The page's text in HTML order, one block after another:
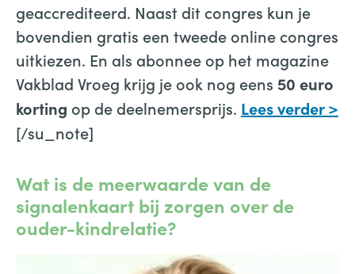
geaccrediteerd. Naast dit congres kun je
bovendien gratis een tweede online congres
uitkiezen. En als abonnee op het magazine
Vakblad Vroeg krijg je ook nog eens 50 euro
korting op de deelnemersprijs. Lees verder >
[/su_note]
Wat is de meerwaarde van de
signalenkaart bij zorgen over de
ouder-kindrelatie?